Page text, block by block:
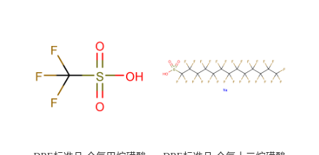
（泰坦现货供应）